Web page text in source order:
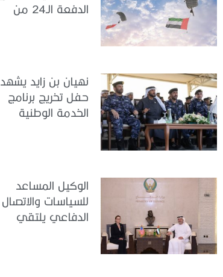
الدفعة الـ24 من
نهيان بن زايد يشهد
حفل تخريج برنامج
الخدمة الوطنية
الوكيل المساعد
للسياسات والاتصال
الدفاعي يلتقي